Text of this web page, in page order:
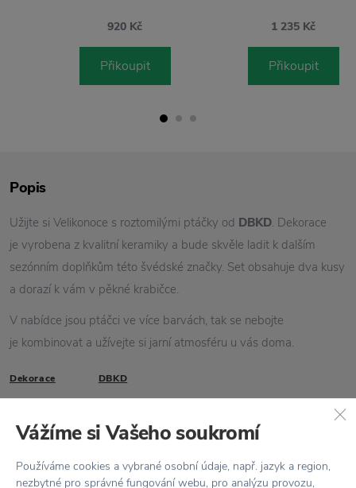
Popis
Užijte si Velikonoce s roztomilými ptáčky od DBKD. Dekorace
je vyrobena z kvalitní keramiky a bude skvěle ladit k dalším
sezónním doplňkům této švédské značky. Set obsahuje dva kusy
a dorazí k vám v pěkné krabičce.
V nabídce jsou ptáčci ve více barvách, tak se nebojte
je kombinovat a užívejte si jarní atmosféru u vás doma.
Dekorace DBKD
920 Kč
Přikoupit
1 235 Kč
Přikoupit
Vážíme si Vašeho soukromí
Používáme cookies a vybrané osobní údaje, např. jazyk a region,
nezbytné pro správné fungování webu, pro analýzu provozu,